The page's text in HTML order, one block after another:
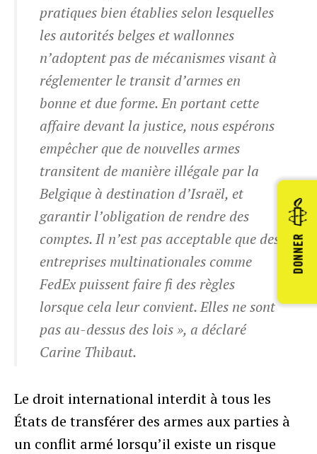
DONNER
pratiques bien établies selon lesquelles
les autorités belges et wallonnes
n’adoptent pas de mécanismes visant à
réglementer le transit d’armes en
bonne et due forme. En portant cette
affaire devant la justice, nous espérons
empêcher que de nouvelles armes
transitent de manière illégale par la
Belgique à destination d’Israël, et
garantir l’obligation de rendre des
comptes. Il n’est pas acceptable que des
entreprises multinationales comme
FedEx puissent faire fi des règles
lorsque cela leur convient. Elles ne sont
pas au-dessus des lois », a déclaré
Carine Thibaut.
Le droit international interdit à tous les
États de transférer des armes aux parties à
un conflit armé lorsqu’il existe un risque